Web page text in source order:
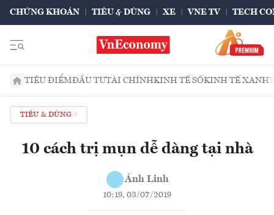
CHỨNG KHOÁN TIÊU & DÙNG XE VNE TV TECH
TIÊU ĐIỂMĐẦU TƯTÀI CHÍNHKINH TẾ SỐKINH TẾ XANH
TIÊU & DÙNG
10 cách trị mụn dễ dàng tại nhà
Ánh Linh
10:19, 03/07/2019